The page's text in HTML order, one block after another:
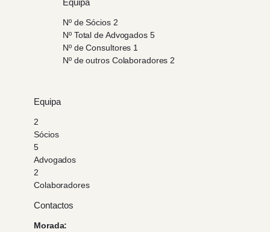
Equipa
Nº de Sócios 2
Nº Total de Advogados 5
Nº de Consultores 1
Nº de outros Colaboradores 2
Equipa
2
Sócios
5
Advogados
2
Colaboradores
Contactos
Morada: